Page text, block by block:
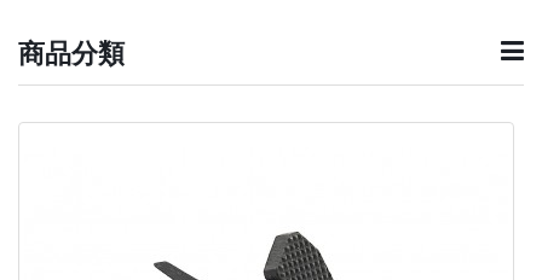
商品分類